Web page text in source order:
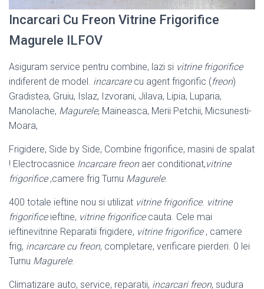
Incarcari Cu Freon Vitrine Frigorifice
Magurele ILFOV
Asiguram service pentru combine, lazi si vitrine frigorifice
indiferent de model. incarcarecu agent frigorific (freon)
Gradistea, Gruiu, Islaz, Izvorani, Jilava, Lipia, Luparia,
Manolache, Magurele, Maineasca, Merii Petchii, Micsunesti-
Moara,
Frigidere, Side by Side, Combine frigorifice, masini de spalat
! Electrocasnice Incarcare freonaer conditionat,vitrine
frigorifice,camere frig Turnu Magurele.
400 totale ieftine nou si utilizat vitrine frigorifice. vitrine
frigorificeieftine, vitrine frigorificecauta. Cele mai
ieftinevitrine Reparatii frigidere, vitrine frigorifice, camere
frig, incarcare cu freon, completare, verificare pierderi. 0 lei
Turnu Magurele.
Climatizare auto, service, reparatii, incarcari freon, sudura